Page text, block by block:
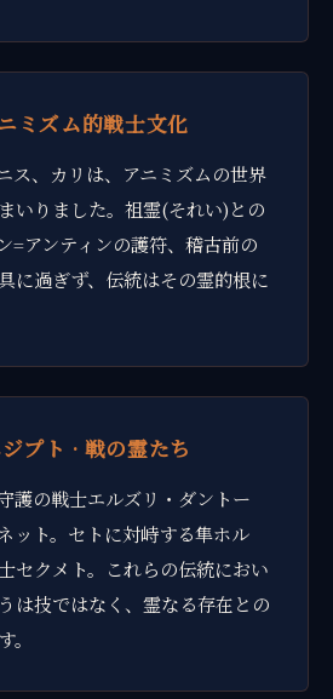
ミズム的戦士文化
ス、カリは、アニミズムの世界
いりました。祖霊(それい)との
=アンティンの護符、稽古前の
に過ぎず、伝統はその霊的根に
プト · 戦の霊たち
護の戦士エルズリ・ダントー
ット。セトに対峙する隼ホル
セクメト。これらの伝統におい
は技ではなく、霊なる存在との